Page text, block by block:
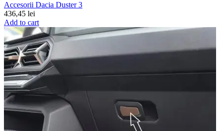
Accesorii Dacia Duster 3
436,45 lei
Add to cart